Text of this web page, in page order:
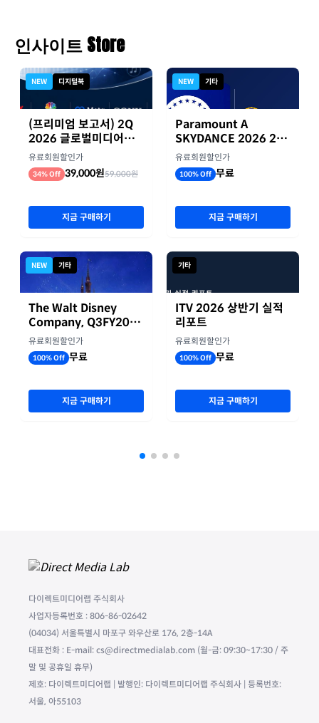
인사이트 Store
NEW 디지털북
(프리미엄 보고서) 2Q
2026 글로벌미디어기
업 실적 종합 보고서
유료회원할인가
34% Off 39,000원59,000원
지금 구매하기
NEW 기타
The Walt Disney
Company, Q3FY2026
실적자료
유료회원할인가
100% Off 무료
지금 구매하기
NEW 기타
Paramount A
SKYDANCE 2026 2분
기 실적
유료회원할인가
100% Off 무료
지금 구매하기
기타
ITV 2026 상반기 실적
리포트
유료회원할인가
100% Off 무료
지금 구매하기
다이렉트미디어랩 주식회사
사업자등록번호 : 806-86-02642
(04034) 서울특별시 마포구 와우산로 176, 2층-14A
대표전화 : E-mail: cs@directmedialab.com (월-금: 09:30~17:30 / 주
말 및 공휴일 휴무)
제호: 다이렉트미디어랩 | 발행인: 다이렉트미디어랩 주식회사 | 등록번호:
서울, 아55103